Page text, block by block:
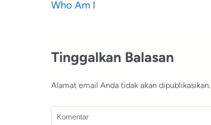
Navigasi
Who Am I
Tinggalkan Balasan
Alamat email Anda tidak akan dipublikasikan.
Komentar